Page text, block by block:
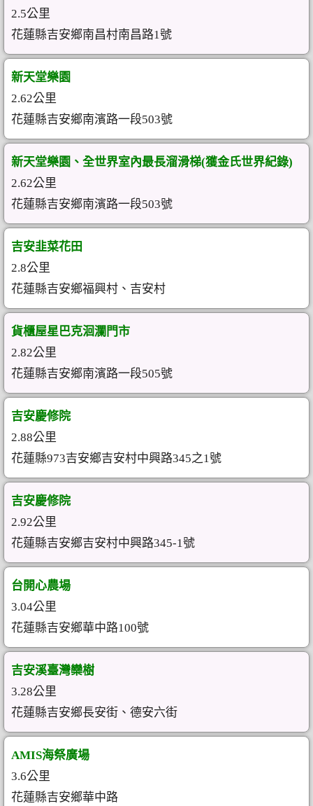
2.5公里
花蓮縣吉安鄉南昌村南昌路1號
新天堂樂園
2.62公里
花蓮縣吉安鄉南濱路一段503號
新天堂樂園、全世界室內最長溜滑梯(獲金氏世界紀錄)
2.62公里
花蓮縣吉安鄉南濱路一段503號
吉安韭菜花田
2.8公里
花蓮縣吉安鄉福興村、吉安村
貨櫃屋星巴克洄瀾門市
2.82公里
花蓮縣吉安鄉南濱路一段505號
吉安慶修院
2.88公里
花蓮縣973吉安鄉吉安村中興路345之1號
吉安慶修院
2.92公里
花蓮縣吉安鄉吉安村中興路345-1號
台開心農場
3.04公里
花蓮縣吉安鄉華中路100號
吉安溪臺灣欒樹
3.28公里
花蓮縣吉安鄉長安街、德安六街
AMIS海祭廣場
3.6公里
花蓮縣吉安鄉華中路